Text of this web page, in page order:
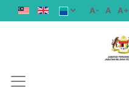
A- A A+